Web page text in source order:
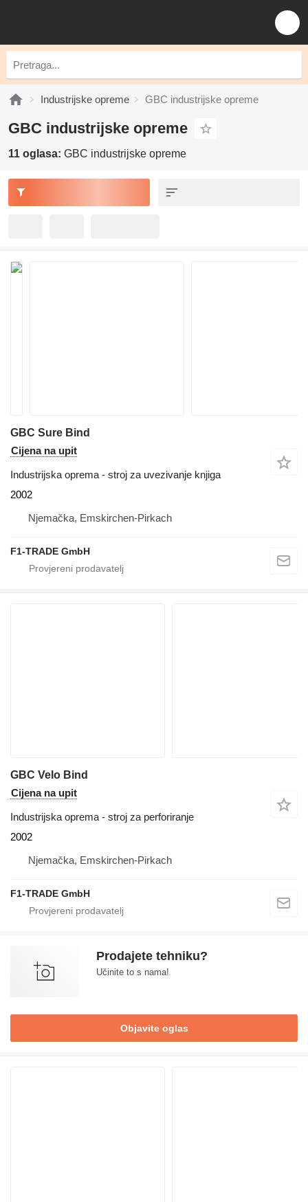
Industrijske opreme GBC industrijske opreme
GBC industrijske opreme
11 oglasa: GBC industrijske opreme
GBC Sure Bind
Cijena na upit
Industrijska oprema - stroj za uvezivanje knjiga
2002
Njemačka, Emskirchen-Pirkach
F1-TRADE GmbH
GBC Velo Bind
Cijena na upit
Industrijska oprema - stroj za perforiranje
2002
Njemačka, Emskirchen-Pirkach
F1-TRADE GmbH
Prodajete tehniku?
Učinite to s nama!
Objavite oglas